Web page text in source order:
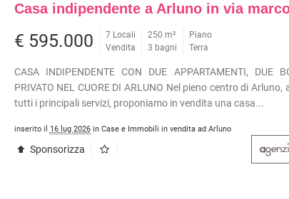
Casa indipendente a Arluno in via
€ 595.000
7 Locali
Vendita
250 m²
3 bagni
Piano
Terra
CASA INDIPENDENTE CON DUE APPARTAMENTI, DUE
PRIVATO NEL CUORE DI ARLUNO Nel pieno centro di
tutti i principali servizi, proponiamo in vendita una casa...
inserito il 16 lug 2026in Case e Immobili in vendita ad Arluno
Sponsorizza